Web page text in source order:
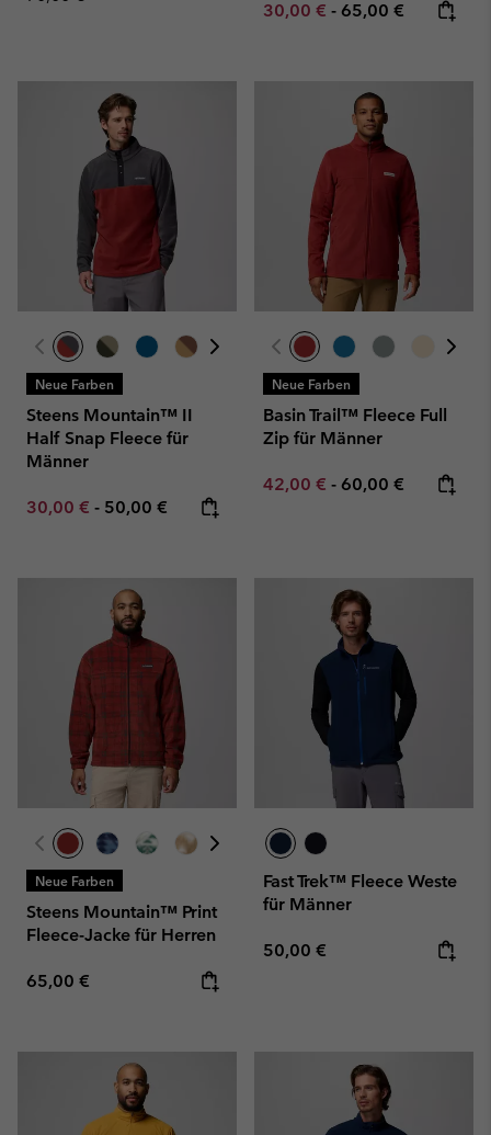
Minimum sale price:
30,00 € - Maximum price:
65,00 €
Neue Farben
Steens Mountain™ II
Half Snap Fleece für
Männer
Minimum sale price:
30,00 € - Maximum price:
50,00 €
Neue Farben
Basin Trail™ Fleece Full
Zip für Männer
Minimum sale price:
42,00 € - Maximum price:
60,00 €
Neue Farben
Steens Mountain™ Print
Fleece-Jacke für Herren
Regular price:
65,00 €
Fast Trek™ Fleece Weste
für Männer
Regular price:
50,00 €